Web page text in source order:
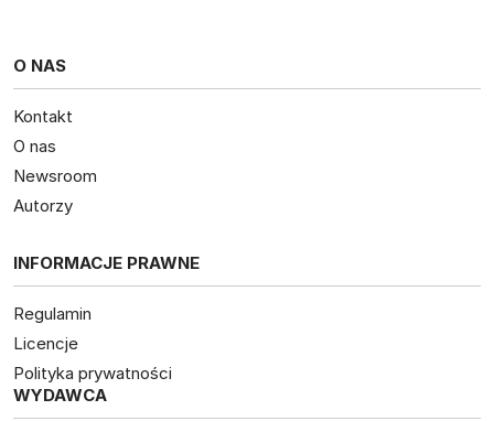
O NAS
Kontakt
O nas
Newsroom
Autorzy
INFORMACJE PRAWNE
Regulamin
Licencje
Polityka prywatności
WYDAWCA